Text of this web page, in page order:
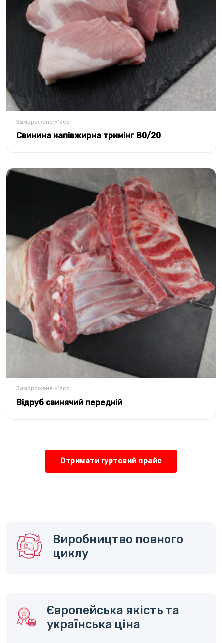
Заморожене м’ясо
Свинина напівжирна тримінг 80/20
Заморожене м’ясо
Відруб свинячий передній
Отримати гуртовий прайс
Виробництво повного
циклу
Європейська якість та
українська ціна